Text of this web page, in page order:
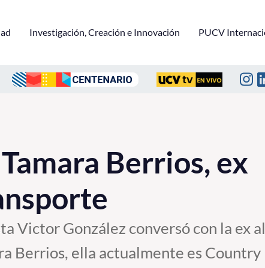
Investigación, Creación e Innovación PUCV
Berrios, ex
Victor González conversó con la ex
Berrios, ella actualmente es Country